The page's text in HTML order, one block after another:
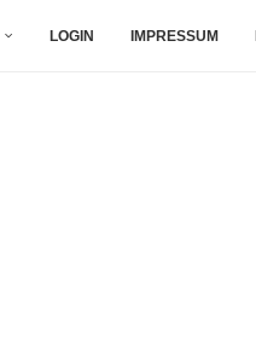
LOGIN IMPRESSUM